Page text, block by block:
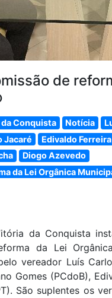
de
Conquista Notícia
Jacaré Edivaldo
Diogo Azevedo
da Lei Orgânica
da Conquista
da Lei
vereador Luís
Gomes (PCdoB),
São suplentes os